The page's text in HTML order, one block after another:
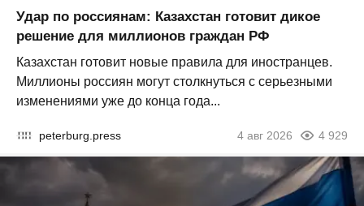
Удар по россиянам: Казахстан готовит дикое
решение для миллионов граждан РФ
Казахстан готовит новые правила для иностранцев.
Миллионы россиян могут столкнуться с серьезными
изменениями уже до конца года...
peterburg.press 4 авг 2026 4 929